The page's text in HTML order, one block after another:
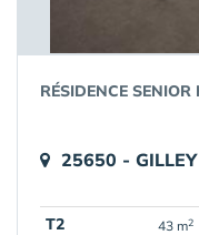
RÉSIDENCE
25650 - GILLEY
T2 43 m2